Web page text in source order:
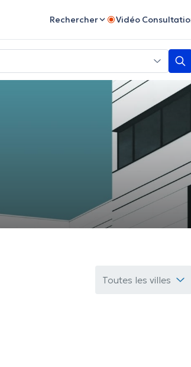
Rechercher Vidéo
Toutes les villes